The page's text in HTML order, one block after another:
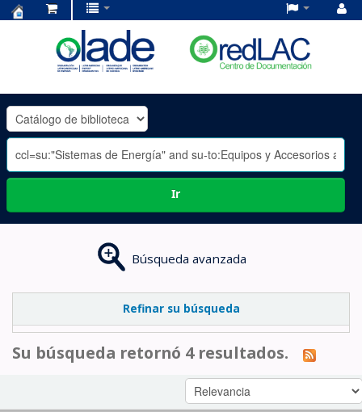
OLADE
-
Ir
Búsqueda avanzada
Refinar su búsqueda
Su búsqueda retornó 4 resultados.